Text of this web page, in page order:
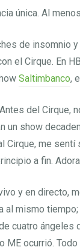
única. Al
de insomnio
el Cirque. En
Saltimbanco,
del Cirque,
un show
Cirque, me
a fin.
y en directo,
al mismo
cuatro
ME ocurrió.